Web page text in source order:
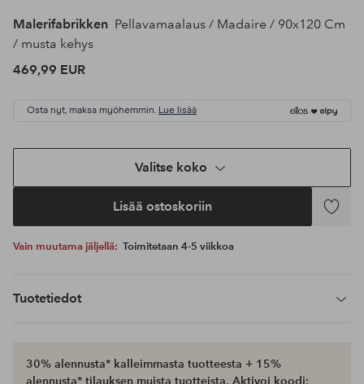
Malerifabrikken Pellavamaalaus / Madaire / 90x120 Cm
/ musta kehys
469,99 EUR
Osta nyt, maksa myöhemmin. Lue lisää
Valitse koko
Lisää ostoskoriin
Lisää
Vain muutama jäljellä: Toimitetaan 4-5 viikkoa
Tuotetiedot
30% alennusta* kalleimmasta tuotteesta + 15%